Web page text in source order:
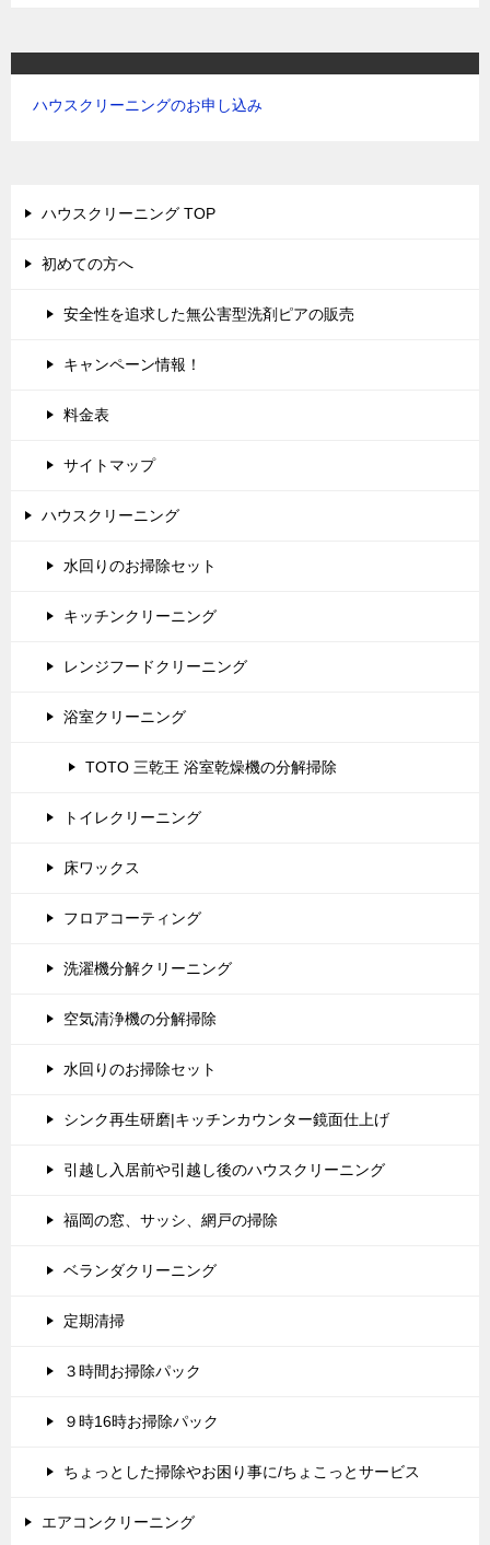
ハウスクリーニングのお申し込み
ハウスクリーニング TOP
初めての方へ
安全性を追求した無公害型洗剤ピアの販売
キャンペーン情報！
料金表
サイトマップ
ハウスクリーニング
水回りのお掃除セット
キッチンクリーニング
レンジフードクリーニング
浴室クリーニング
TOTO 三乾王 浴室乾燥機の分解掃除
トイレクリーニング
床ワックス
フロアコーティング
洗濯機分解クリーニング
空気清浄機の分解掃除
水回りのお掃除セット
シンク再生研磨|キッチンカウンター鏡面仕上げ
引越し入居前や引越し後のハウスクリーニング
福岡の窓、サッシ、網戸の掃除
ベランダクリーニング
定期清掃
３時間お掃除パック
９時16時お掃除パック
ちょっとした掃除やお困り事に/ちょこっとサービス
エアコンクリーニング